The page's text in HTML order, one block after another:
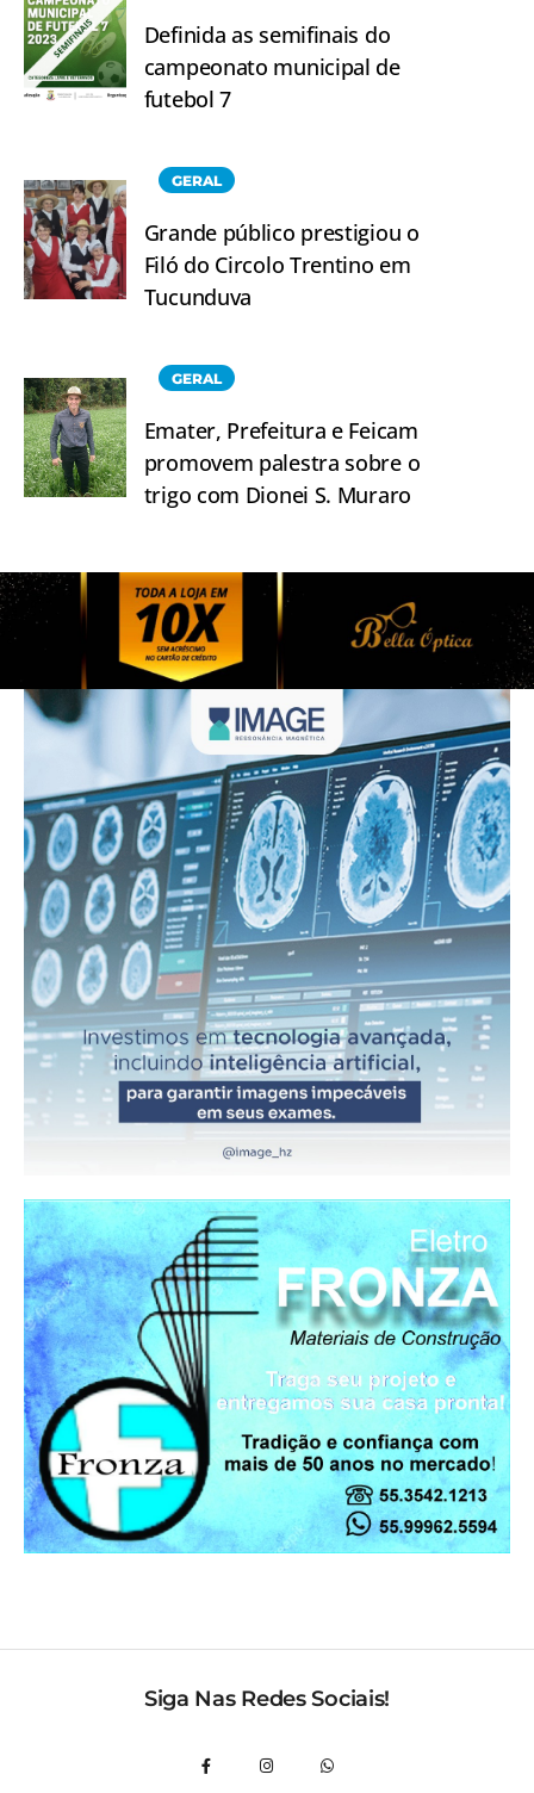
Definida as semifinais do
campeonato municipal de
futebol 7
GERAL
Grande público prestigiou o
Filó do Circolo Trentino em
Tucunduva
GERAL
Emater, Prefeitura e Feicam
promovem palestra sobre o
trigo com Dionei S. Muraro
Siga Nas Redes Sociais!